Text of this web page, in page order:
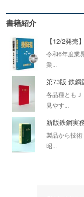
書籍紹介
【12/2発売
令和6年度業
業...
第73版 鉄鋼
各品種とも
見やす...
新版鉄鋼実
製品から技術
昭...